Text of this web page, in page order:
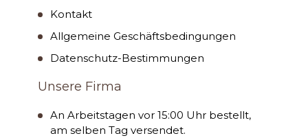
Kontakt
Allgemeine Geschäftsbedingungen
Datenschutz-Bestimmungen
Unsere Firma
An Arbeitstagen vor 15:00 Uhr bestellt,
am selben Tag versendet.